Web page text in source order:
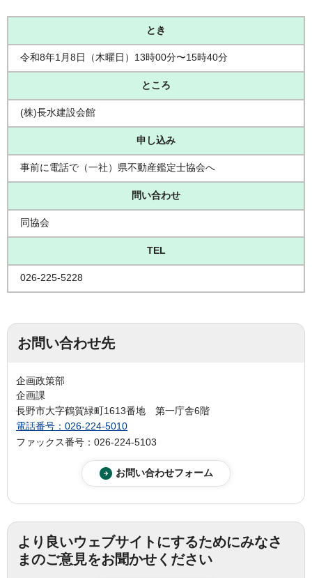
とき
令和8年1月8日（木曜日）13時00分〜15時40分
ところ
(株)長水建設会館
申し込み
事前に電話で（一社）県不動産鑑定士協会へ
問い合わせ
同協会
TEL
026-225-5228
お問い合わせ先
企画政策部
企画課
長野市大字鶴賀緑町1613番地 第一庁舎6階
電話番号：026-224-5010
ファックス番号：026-224-5103
より良いウェブサイトにするためにみなさ
まのご意見をお聞かせください